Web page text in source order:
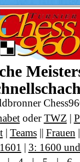
oder TWZ |
| Teams|| Frauen |
| 3: 1600